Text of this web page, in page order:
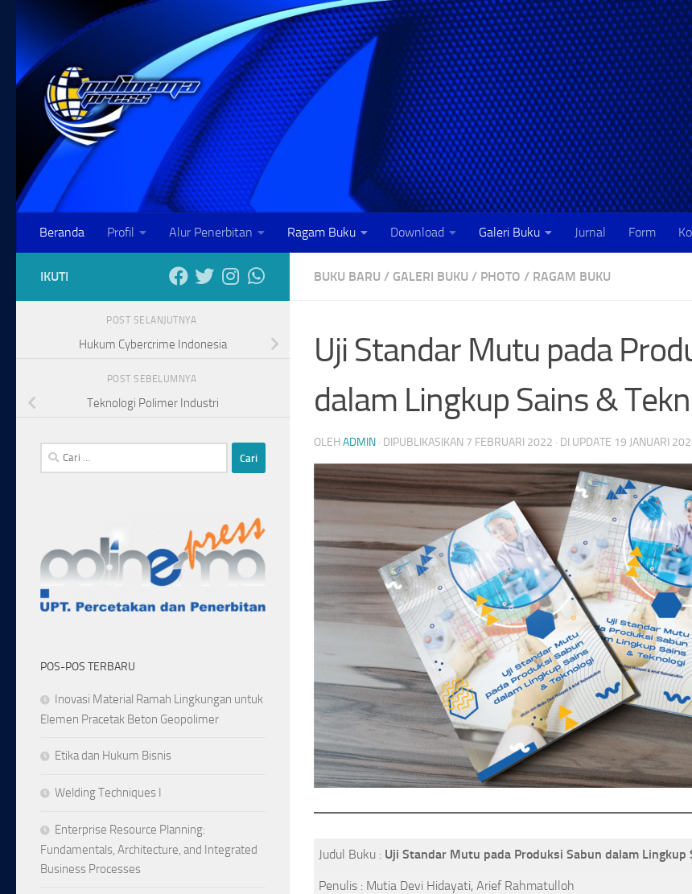
Skip to content
Beranda Profil Alur Penerbitan Ragam Buku Download Galeri Buku Jurnal Form
BUKU BARU / GALERI BUKU / PHOTO / RAGAM BUKU
Uji Standar Mutu pada
dalam Lingkup Sains &
OLEH ADMIN · DIPUBLIKASIKAN 7 FEBRUARI 2022 · DI UPDATE 19 JANUARI
Judul Buku : Uji Standar Mutu pada Produksi Sabun dalam Lingkup
Penulis : Mutia Devi Hidayati, Arief Rahmatulloh
IKUTI
POST SELANJUTNYA
Hukum Cybercrime Indonesia
POST SEBELUMNYA
Teknologi Polimer Industri
Cari
untuk:
POS-POS TERBARU
Inovasi Material Ramah Lingkungan untuk
Elemen Pracetak Beton Geopolimer
Etika dan Hukum Bisnis
Welding Techniques I
Enterprise Resource Planning:
Fundamentals, Architecture, and Integrated
Business Processes